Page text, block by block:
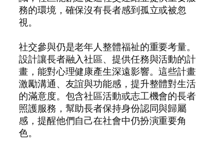
務的環境，確保沒有長者感到孤立或被忽
視。
社交參與仍是老年人整體福祉的重要考量。
設計讓長者融入社區、提供任務與活動的計
畫，能對心理健康產生深遠影響。這些計畫
激勵溝通、友誼與功能感，提升整體對生活
的滿意度。包含社區活動或志工機會的長者
照護服務，幫助長者保持身份認同與歸屬
感，提醒他們自己在社會中仍扮演重要角
色。